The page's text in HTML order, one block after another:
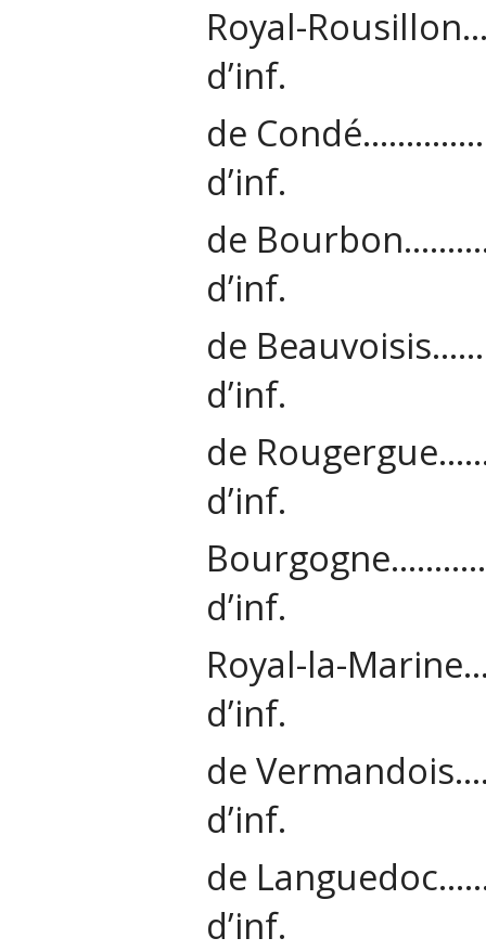
Royal-
d’inf.
de
d’inf.
de
d’inf.
de
d’inf.
de
d’inf.
d’inf.
Royal-la-
d’inf.
de
d’inf.
de
d’inf.